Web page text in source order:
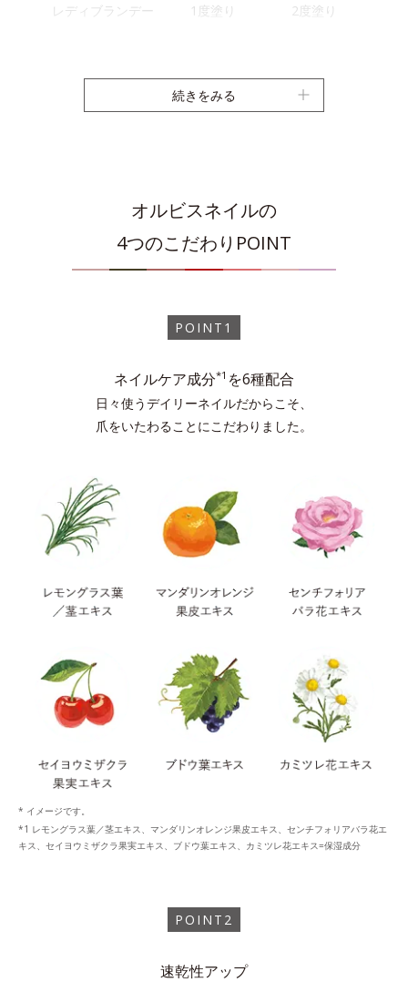
レディブランデー 1度塗り 2度塗り
スターリースカイ 1度塗り
続きをみる
オルビスネイルの
4つのこだわりPOINT
POINT1
ネイルケア成分*1 を6種配合
日々使うデイリーネイルだからこそ、
爪をいたわることにこだわりました。
* イメージです。
レモングラス葉／茎エキス、マンダリンオレンジ果皮エキス、センチフォリアバラ花エ
キス、セイヨウミザクラ果実エキス、ブドウ葉エキス、カミツレ花エキス=保湿成分
POINT2
速乾性アップ